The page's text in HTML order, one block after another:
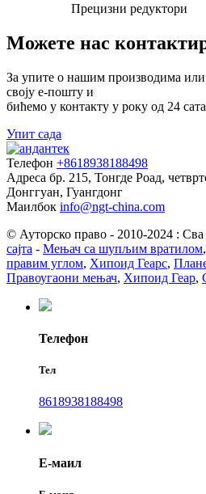
Прецизни редуктори
Можете нас
За упите о нашим производима
своју е-пошту и
бићемо у контакту у року од 24
Упит сада
Телефон +8618938188498
Адреса бр. 215, Тонгде Роад,
Донггуан, Гуангдонг
Маилбок info@ngt-china.com
© Ауторско право - 2010-2024 : Сва
сајта - Мењач са шупљим вратилом,
правим углом, Хипоид Геарс,
Правоугаони мењач, Хипоид Геар,
Телефон
Тел
8618938188498
Е-маил